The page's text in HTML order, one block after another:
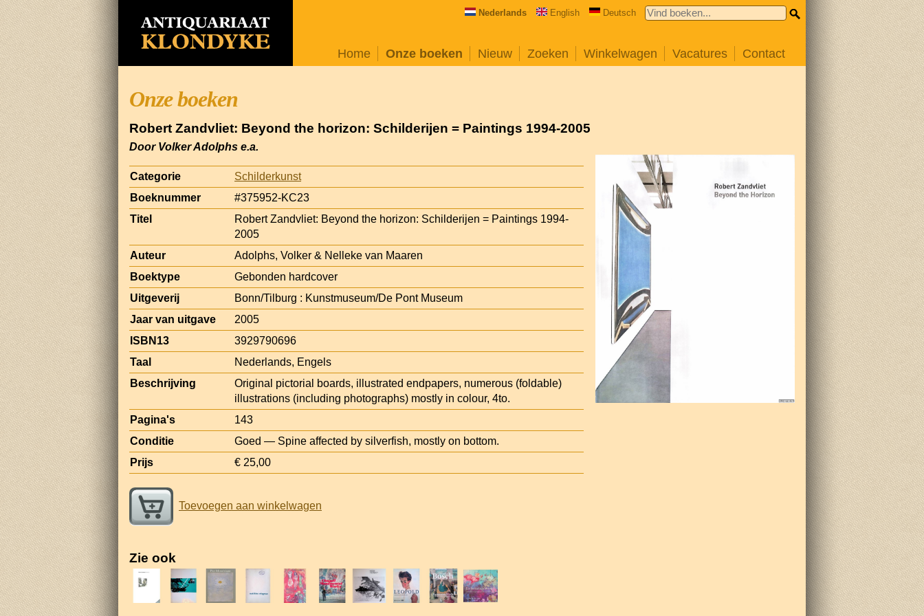
Nederlands English Deutsch
Home Onze boeken Nieuw Zoeken Winkelwagen Vacatures Contact
Onze boeken
Robert Zandvliet: Beyond the horizon: Schilderijen = Paintings 1994-2005
Door Volker Adolphs e.a.
Categorie
Schilderkunst
Boeknummer
#375952-KC23
Titel
Robert Zandvliet: Beyond the horizon: Schilderijen = Paintings 1994-
2005
Auteur
Adolphs, Volker & Nelleke van Maaren
Boektype
Gebonden hardcover
Uitgeverij
Bonn/Tilburg : Kunstmuseum/De Pont Museum
Jaar van uitgave
2005
ISBN13
3929790696
Taal
Nederlands, Engels
Beschrijving
Original pictorial boards, illustrated endpapers, numerous (foldable)
illustrations (including photographs) mostly in colour, 4to.
Pagina's
143
Conditie
Goed — Spine affected by silverfish, mostly on bottom.
Prijs
€ 25,00
Toevoegen aan winkelwagen
Zie ook